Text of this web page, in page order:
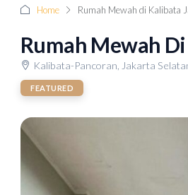
Home Rumah Mewah di Kalibata
Rumah Mewah
Kalibata-Pancoran, Jakarta
FEATURED